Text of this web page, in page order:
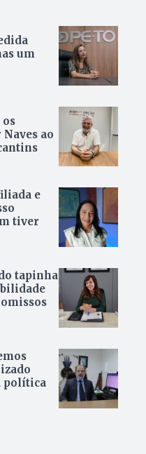
um
os
ao
e
tiver
tapinha
política